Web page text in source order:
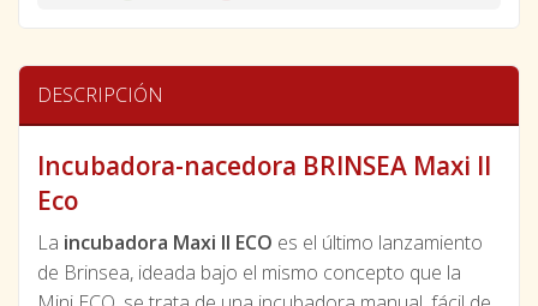
DESCRIPCIÓN
Incubadora-nacedora BRINSEA Maxi II
Eco
La incubadora Maxi II ECO es el último lanzamiento
de Brinsea, ideada bajo el mismo concepto que la